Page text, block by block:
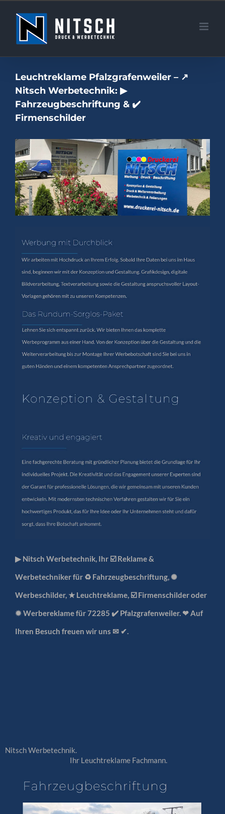
springen
Leuchtreklame Pfalzgrafenweiler – ↗️
Nitsch Werbetechnik: ▶︎
Fahrzeugbeschriftung & ✔️
Firmenschilder
▶︎ Nitsch Werbetechnik, Ihr ☑️ Reklame &
Werbetechniker für ♻ Fahrzeugbeschriftung, ✺
Werbeschilder, ★ Leuchtreklame, ☑️ Firmenschilder oder
✹ Werbereklame für 72285 ✔️ Pfalzgrafenweiler. ❤ Auf
Ihren Besuch freuen wir uns ✉ ✔.
Nitsch Werbetechnik.
Ihr Leuchtreklame Fachmann.